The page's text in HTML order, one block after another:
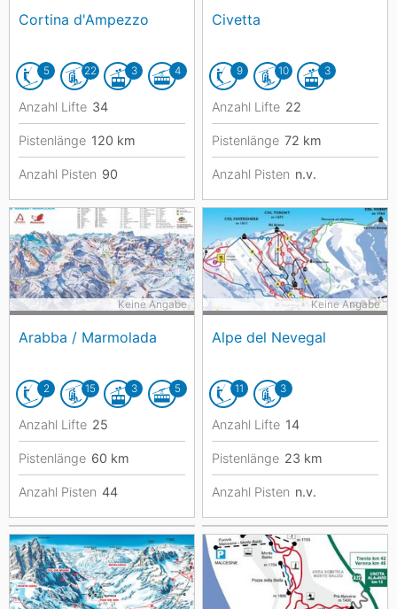
Cortina d'Ampezzo
5 22 3 4
Anzahl Lifte 34
Pistenlänge 120 km
Anzahl Pisten 90
Civetta
9 10 3
Anzahl Lifte 22
Pistenlänge 72 km
Anzahl Pisten n.v.
Arabba / Marmolada
Keine Angabe
2 15 3 5
Anzahl Lifte 25
Pistenlänge 60 km
Anzahl Pisten 44
Alpe del Nevegal
Keine Angabe
11 3
Anzahl Lifte 14
Pistenlänge 23 km
Anzahl Pisten n.v.